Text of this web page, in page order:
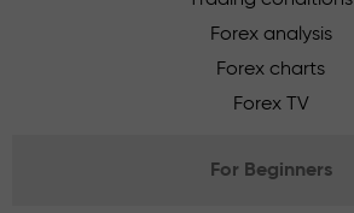
Forex analysis
Forex charts
Forex TV
For Beginners